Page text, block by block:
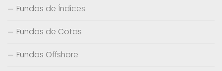
Fundos de Índices
Fundos de Cotas
Fundos Offshore